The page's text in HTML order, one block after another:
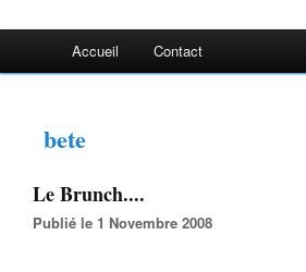
Accueil Contact
bete
Le Brunch....
Publié le 1 Novembre 2008